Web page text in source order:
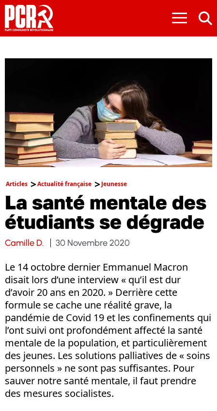
≡
Articles Actualité française Jeunesse
La santé mentale des
étudiants se dégrade
Camille D. 30 Novembre 2020
Le 14 octobre dernier Emmanuel Macron
disait lors d’une interview « qu’il est dur
d’avoir 20 ans en 2020. » Derrière cette
formule se cache une réalité grave, la
pandémie de Covid 19 et les confinements qui
l’ont suivi ont profondément affecté la santé
mentale de la population, et particulièrement
des jeunes. Les solutions palliatives de « soins
personnels » ne sont pas suffisantes. Pour
sauver notre santé mentale, il faut prendre
des mesures socialistes.